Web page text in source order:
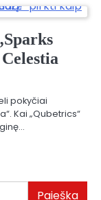
pokyčiai
Kai „Qubetrics“
Paieška